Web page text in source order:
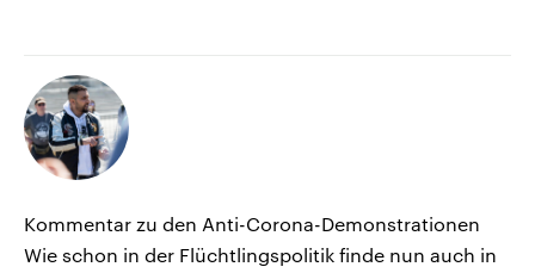
Kommentar zu den Anti-Corona-Demonstrationen
Wie schon in der Flüchtlingspolitik finde nun auch in